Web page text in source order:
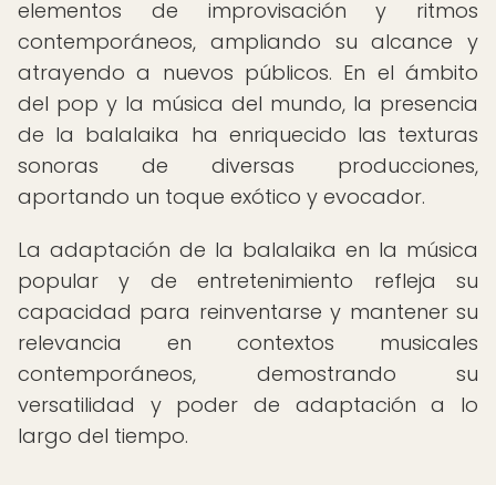
elementos de improvisación y ritmos
contemporáneos, ampliando su alcance y
atrayendo a nuevos públicos. En el ámbito
del pop y la música del mundo, la presencia
de la balalaika ha enriquecido las texturas
sonoras de diversas producciones,
aportando un toque exótico y evocador.
La adaptación de la balalaika en la música
popular y de entretenimiento refleja su
capacidad para reinventarse y mantener su
relevancia en contextos musicales
contemporáneos, demostrando su
versatilidad y poder de adaptación a lo
largo del tiempo.